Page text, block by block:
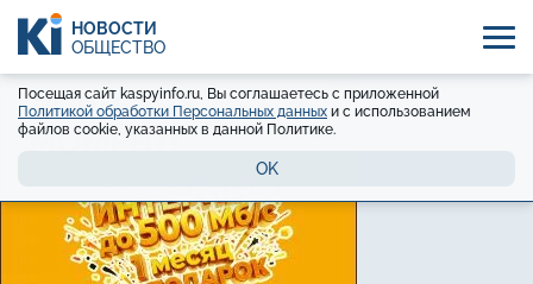
НОВОСТИ
ОБЩЕСТВО
Посещая сайт kaspyinfo.ru, Вы соглашаетесь с приложенной
Политикой обработки Персональных данных и с использованием
файлов cookie, указанных в данной Политике.
OK